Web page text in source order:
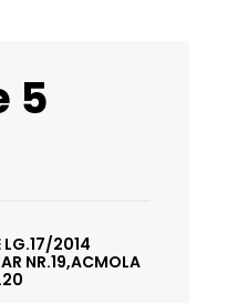
5
LG.17/2014
NR.19,ACMOLA